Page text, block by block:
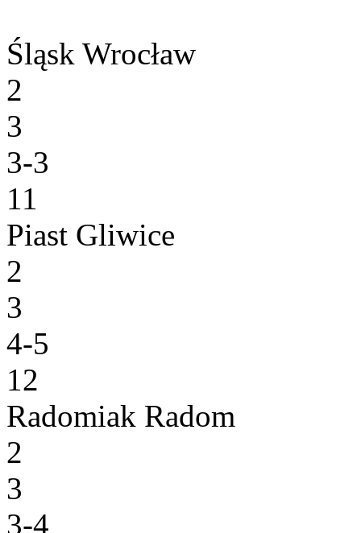
Śląsk Wrocław
2
3
3-3
11
Piast Gliwice
2
3
4-5
12
Radomiak Radom
2
3
3-4